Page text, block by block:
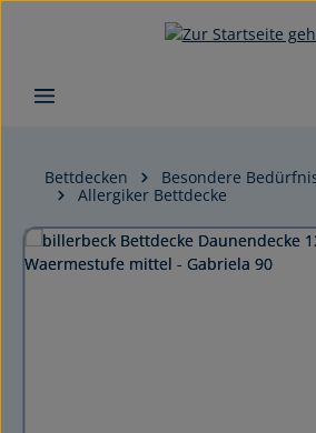
Zum Hauptinhalt springen
Bettdecken
Besondere
Allergiker Bettdecke
Bildergalerie überspringen